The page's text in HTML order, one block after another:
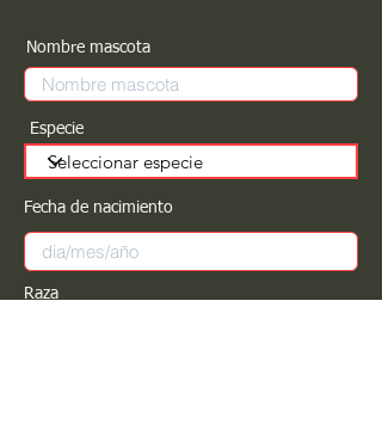
Nombre mascota
Especie
Fecha de nacimiento
Raza